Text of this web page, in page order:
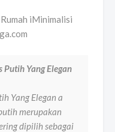
iMinimalisi
Putih Yang Elegan
Yang Elegan a
merupakan
dipilih sebagai